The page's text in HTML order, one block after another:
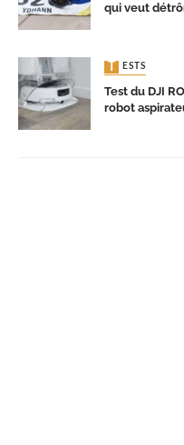
qui veut
TESTS
Test du DJI
robot